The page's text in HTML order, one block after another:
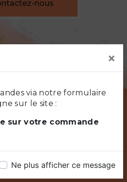
×
via notre formulaire
sur le site :
sur votre commande
Ne plus afficher ce message
nous